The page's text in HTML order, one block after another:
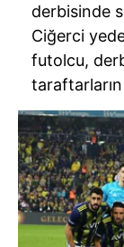
derbisinde
Ciğerci
futolcu,
taraftarların